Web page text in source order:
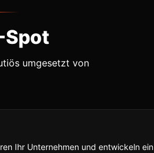
Spot
umgesetzt von
Ihr Unternehmen und entwickeln ein